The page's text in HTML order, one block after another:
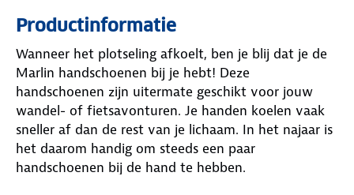
Productinformatie
Wanneer het plotseling afkoelt, ben je blij dat je de
Marlin handschoenen bij je hebt! Deze
handschoenen zijn uitermate geschikt voor jouw
wandel- of fietsavonturen. Je handen koelen vaak
sneller af dan de rest van je lichaam. In het najaar is
het daarom handig om steeds een paar
handschoenen bij de hand te hebben.